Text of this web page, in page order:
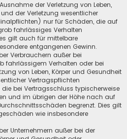
der Verletzung von Leben,
der Verletzung wesentlicher
nur für Schäden, die auf
fahrlässiges Verhalten
gilt auch für mittelbare
entgangenen Gewinn.
Verbrauchern außer bei
fahrlässigem Verhalten oder bei
von Leben, Körper und Gesundheit
Vertragspflichten
bei Vertragsschluss typischerweise
und im übrigen der Höhe nach auf
begrenzt. Dies gilt
wie insbesondere
Unternehmern außer bei der